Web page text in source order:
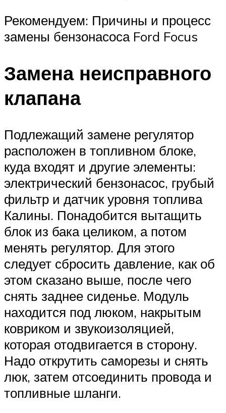
Рекомендуем: Причины и процесс
замены бензонасоса Ford Focus
Замена неисправного
клапана
Подлежащий замене регулятор
расположен в топливном блоке,
куда входят и другие элементы:
электрический бензонасос, грубый
фильтр и датчик уровня топлива
Калины. Понадобится вытащить
блок из бака целиком, а потом
менять регулятор. Для этого
следует сбросить давление, как об
этом сказано выше, после чего
снять заднее сиденье. Модуль
находится под люком, накрытым
ковриком и звукоизоляцией,
которая отодвигается в сторону.
Надо открутить саморезы и снять
люк, затем отсоединить провода и
топливные шланги.